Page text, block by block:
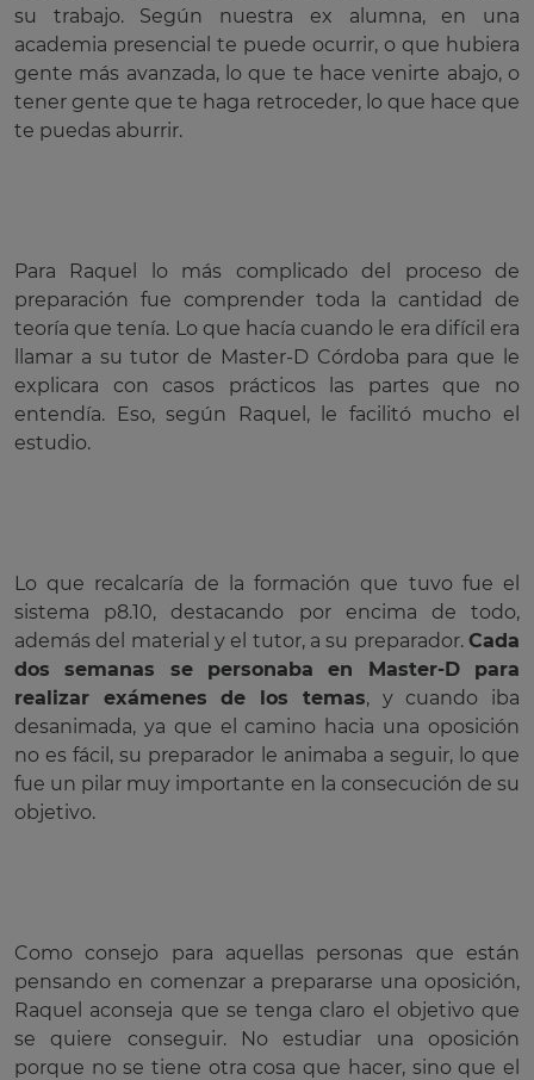
su trabajo. Según nuestra ex alumna, en una
academia presencial te puede ocurrir, o que hubiera
gente más avanzada, lo que te hace venirte abajo, o
tener gente que te haga retroceder, lo que hace que
te puedas aburrir.
Para Raquel lo más complicado del proceso de
preparación fue comprender toda la cantidad de
teoría que tenía. Lo que hacía cuando le era difícil era
llamar a su tutor de Master-D Córdoba para que le
explicara con casos prácticos las partes que no
entendía. Eso, según Raquel, le facilitó mucho el
estudio.
Lo que recalcaría de la formación que tuvo fue el
sistema p8.10, destacando por encima de todo,
además del material y el tutor, a su preparador. Cada
dos semanas se personaba en Master-D para
realizar exámenes de los temas, y cuando iba
desanimada, ya que el camino hacia una oposición
no es fácil, su preparador le animaba a seguir, lo que
fue un pilar muy importante en la consecución de su
objetivo.
Como consejo para aquellas personas que están
pensando en comenzar a prepararse una oposición,
Raquel aconseja que se tenga claro el objetivo que
se quiere conseguir. No estudiar una oposición
porque no se tiene otra cosa que hacer, sino que el